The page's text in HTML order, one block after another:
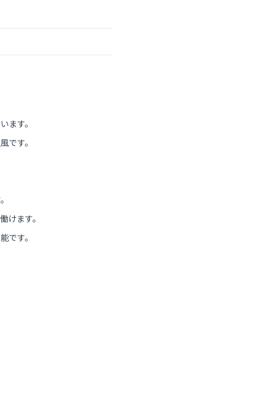
ます。
です。
けます。
です。